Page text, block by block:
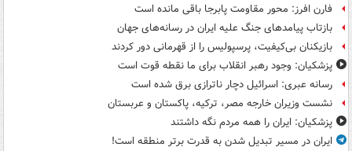
فارن افرز: محور مقاومت پابرجا باقی مانده است
بازتاب پیامدهای جنگ علیه ایران در رسانه‌های جهان
بازیکنان بی‌کیفیت، پرسپولیس را از قهرمانی دور کردند
پزشکیان: وجود رهبر انقلاب برای ما نقطه قوت است
رسانه عبری: اسرائیل دچار ناترازی برق شده است
نشست وزیران خارجه مصر، ترکیه، پاکستان و عربستان
پزشکیان: ایران را همه مردم نگه داشتند
ایران در مسیر تبدیل شدن به قدرت برتر منطقه است!